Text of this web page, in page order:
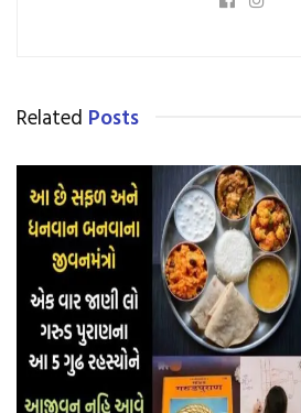
Related Posts